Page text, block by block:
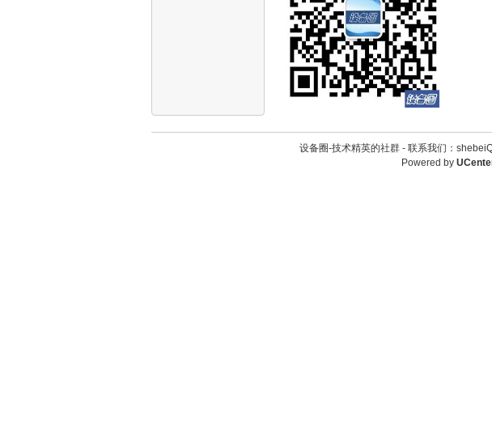
设备圈-技术精英的社群 - 联系我们：
Powered by